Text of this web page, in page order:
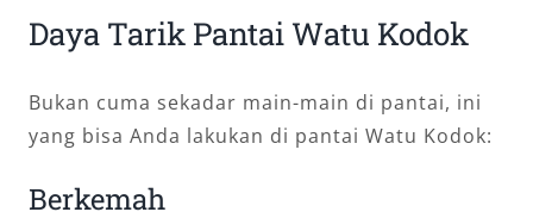
Daya Tarik Pantai Watu Kodok
Bukan cuma sekadar main-main di pantai, ini
yang bisa Anda lakukan di pantai Watu Kodok:
Berkemah